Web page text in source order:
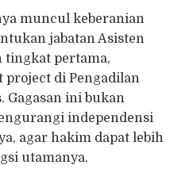
muncul keberanian
jabatan Asisten
tingkat pertama,
project di Pengadilan
Gagasan ini bukan
independensi
agar hakim dapat lebih
utamanya.